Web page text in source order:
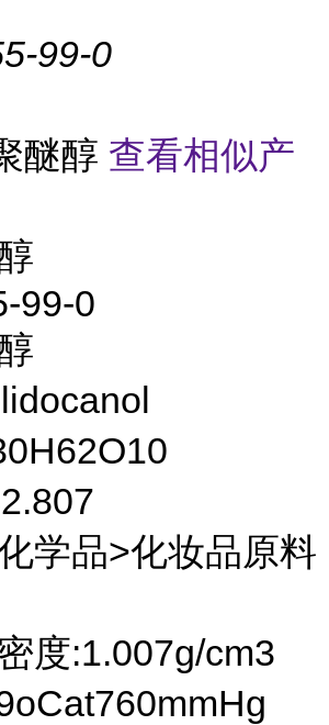
99-0
醚醇 查看相似产
99-0
学品>化妆品原料
度:1.007g/cm3